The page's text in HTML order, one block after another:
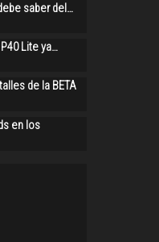
saber del…
Lite ya…
de la BETA
en los